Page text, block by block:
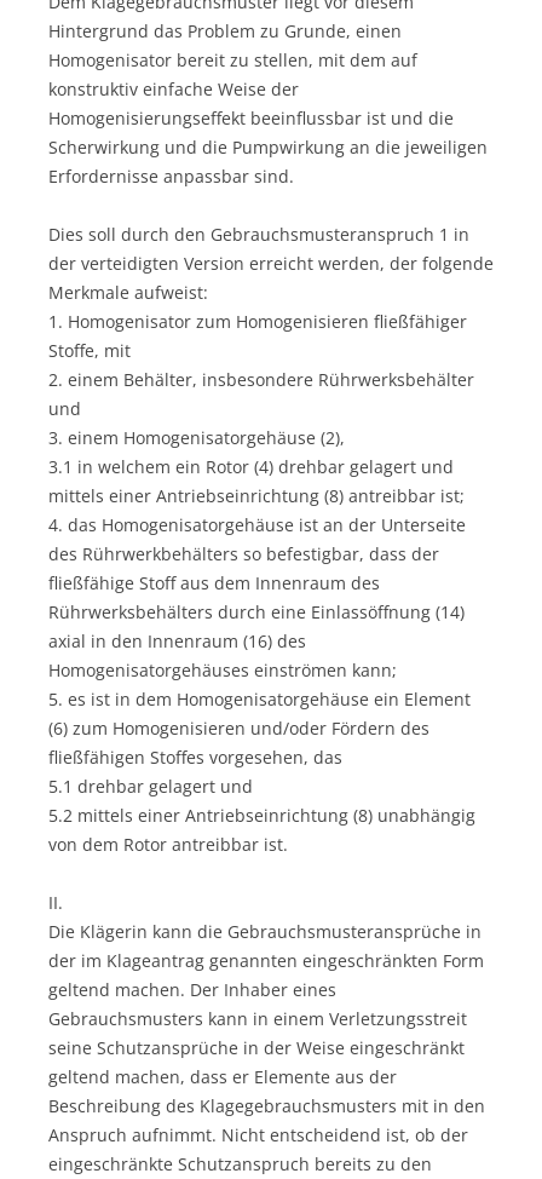
Hintergrund das Problem zu Grunde, einen
Homogenisator bereit zu stellen, mit dem auf
konstruktiv einfache Weise der
Homogenisierungseffekt beeinflussbar ist und die
Scherwirkung und die Pumpwirkung an die jeweiligen
Erfordernisse anpassbar sind.
Dies soll durch den Gebrauchsmusteranspruch 1 in
der verteidigten Version erreicht werden, der folgende
Merkmale aufweist:
1. Homogenisator zum Homogenisieren fließfähiger
Stoffe, mit
2. einem Behälter, insbesondere Rührwerksbehälter
und
3. einem Homogenisatorgehäuse (2),
3.1 in welchem ein Rotor (4) drehbar gelagert und
mittels einer Antriebseinrichtung (8) antreibbar ist;
4. das Homogenisatorgehäuse ist an der Unterseite
des Rührwerkbehälters so befestigbar, dass der
fließfähige Stoff aus dem Innenraum des
Rührwerksbehälters durch eine Einlassöffnung (14)
axial in den Innenraum (16) des
Homogenisatorgehäuses einströmen kann;
5. es ist in dem Homogenisatorgehäuse ein Element
(6) zum Homogenisieren und/oder Fördern des
fließfähigen Stoffes vorgesehen, das
5.1 drehbar gelagert und
5.2 mittels einer Antriebseinrichtung (8) unabhängig
von dem Rotor antreibbar ist.
II.
Die Klägerin kann die Gebrauchsmusteransprüche in
der im Klageantrag genannten eingeschränkten Form
geltend machen. Der Inhaber eines
Gebrauchsmusters kann in einem Verletzungsstreit
seine Schutzansprüche in der Weise eingeschränkt
geltend machen, dass er Elemente aus der
Beschreibung des Klagegebrauchsmusters mit in den
Anspruch aufnimmt. Nicht entscheidend ist, ob der
eingeschränkte Schutzanspruch bereits zu den